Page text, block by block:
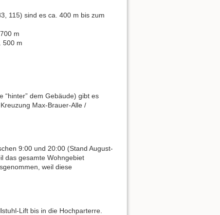
115) sind es ca. 400 m bis zum
m
500 m
“hinter” dem Gebäude) gibt es
Max-Brauer-Alle /
9:00 und 20:00 (Stand August-
das gesamte Wohngebiet
weil diese
Lift bis in die Hochparterre.